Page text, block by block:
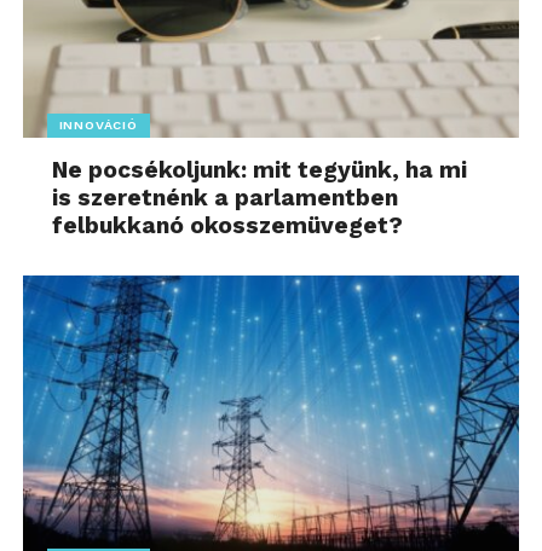
INNOVÁCIÓ
Ne pocsékoljunk: mit tegyünk, ha mi
is szeretnénk a parlamentben
felbukkanó okosszemüveget?